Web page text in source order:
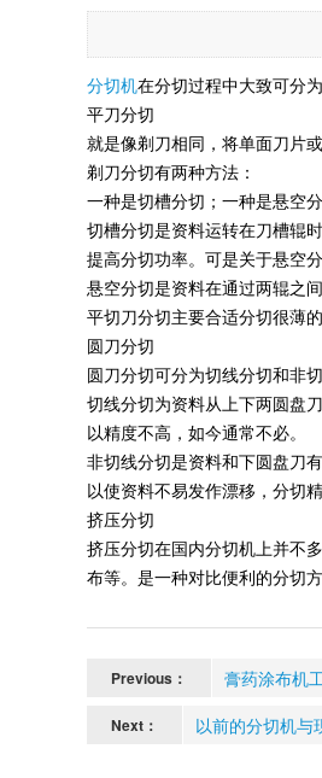
分切机在分切过程中大致可分
平刀分切
就是像剃刀相同，将单面刀片
剃刀分切有两种方法：
一种是切槽分切；一种是悬空分
切槽分切是资料运转在刀槽辊
提高分切功率。可是关于悬空
悬空分切是资料在通过两辊之
平切刀分切主要合适分切很薄
圆刀分切
圆刀分切可分为切线分切和非切
切线分切为资料从上下两圆盘
以精度不高，如今通常不必。
非切线分切是资料和下圆盘刀
以使资料不易发作漂移，分切
挤压分切
挤压分切在国内分切机上并不
布等。是一种对比便利的分切
Previous： 膏药涂布机
Next： 以前的分切机与